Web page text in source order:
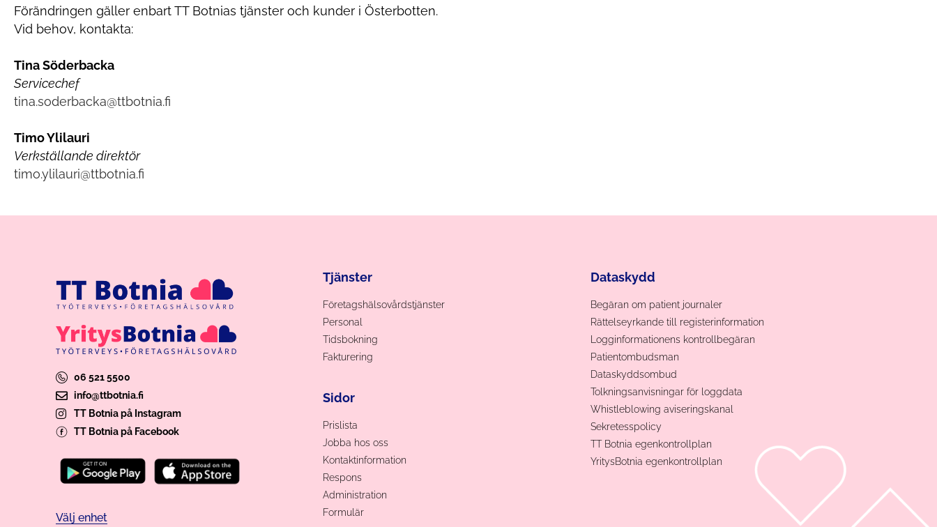
Förändringen gäller enbart TT Botnias tjänster och kunder i Österbotten.
Vid behov, kontakta:
Tina Söderbacka
Servicechef
tina.soderbacka@ttbotnia.fi
Timo Ylilauri
Verkställande direktör
timo.ylilauri@ttbotnia.fi
06 521 5500
info@ttbotnia.fi
TT Botnia på Instagram
TT Botnia på Facebook
Välj enhet
Tjänster
Företagshälsovårdstjänster
Personal
Tidsbokning
Fakturering
Sidor
Prislista
Jobba hos oss
Kontaktinformation
Respons
Administration
Formulär
Dataskydd
Begäran om patient journaler
Rättelseyrkande till registerinformation
Logginformationens kontrollbegäran
Patientombudsman
Dataskyddsombud
Tolkningsanvisningar för loggdata
Whistleblowing aviseringskanal
Sekretesspolicy
TT Botnia egenkontrollplan
YritysBotnia egenkontrollplan